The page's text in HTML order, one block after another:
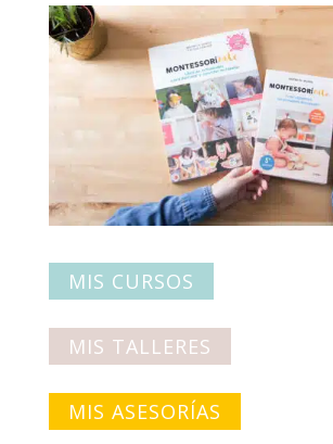
MIS CURSOS
MIS TALLERES
MIS ASESORÍAS